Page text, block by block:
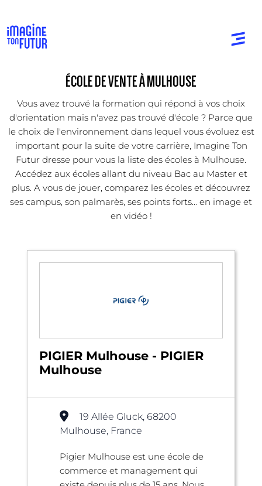
ÉCOLE DE VENTE À MULHOUSE
Vous avez trouvé la formation qui répond à vos choix
d'orientation mais n'avez pas trouvé d'école ? Parce que
le choix de l'environnement dans lequel vous évoluez est
important pour la suite de votre carrière, Imagine Ton
Futur dresse pour vous la liste des écoles à Mulhouse.
Accédez aux écoles allant du niveau Bac au Master et
plus. A vous de jouer, comparez les écoles et découvrez
ses campus, son palmarès, ses points forts... en image et
en vidéo !
PIGIER Mulhouse - PIGIER
Mulhouse
19 Allée Gluck, 68200
Mulhouse, France
Pigier Mulhouse est une école de
commerce et management qui